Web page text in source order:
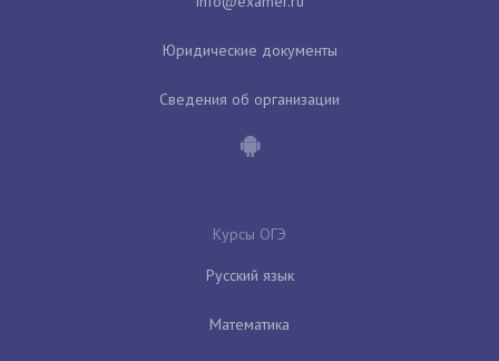
Юридические документы
Сведения об организации
Курсы ОГЭ
Русский язык
Математика